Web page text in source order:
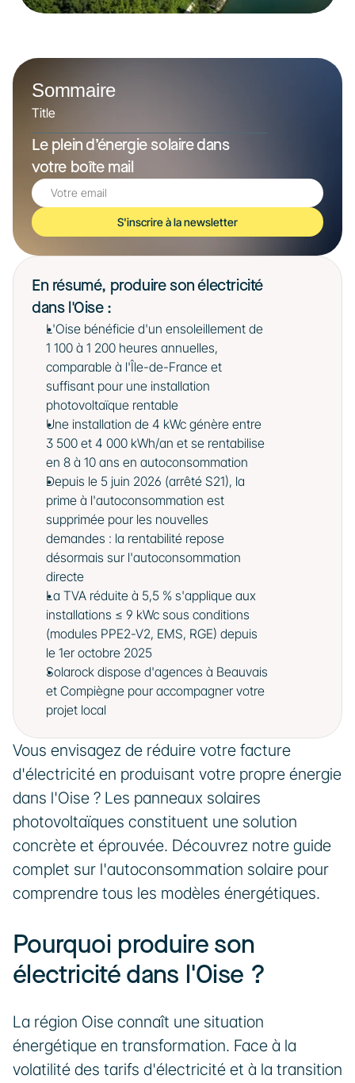
En résumé, produire son électricité
dans l'Oise :
L'Oise bénéficie d'un ensoleillement de
1 100 à 1 200 heures annuelles,
comparable à l'Île-de-France et
suffisant pour une installation
photovoltaïque rentable
Une installation de 4 kWc génère entre
3 500 et 4 000 kWh/an et se rentabilise
en 8 à 10 ans en autoconsommation
Depuis le 5 juin 2026 (arrêté S21), la
prime à l'autoconsommation est
supprimée pour les nouvelles
demandes : la rentabilité repose
désormais sur l'autoconsommation
directe
La TVA réduite à 5,5 % s'applique aux
installations ≤ 9 kWc sous conditions
(modules PPE2-V2, EMS, RGE) depuis
le 1er octobre 2025
Solarock dispose d'agences à Beauvais
et Compiègne pour accompagner votre
projet local
Vous envisagez de réduire votre facture
d'électricité en produisant votre propre énergie
dans l'Oise ? Les panneaux solaires
photovoltaïques constituent une solution
concrète et éprouvée. Découvrez notre guide
complet sur l'autoconsommation solaire pour
comprendre tous les modèles énergétiques.
Pourquoi produire son
électricité dans l'Oise ?
La région Oise connaît une situation
énergétique en transformation. Face à la
volatilité des tarifs d'électricité et à la transition
Sommaire
Title
Le plein d’énergie solaire dans
votre boîte mail
S'inscrire à la newsletter